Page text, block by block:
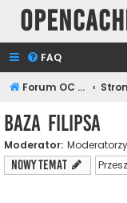
FAQ
Forum OC PL
Baza Filipsa
Moderator: Moderatorzy
NOWY TEMAT